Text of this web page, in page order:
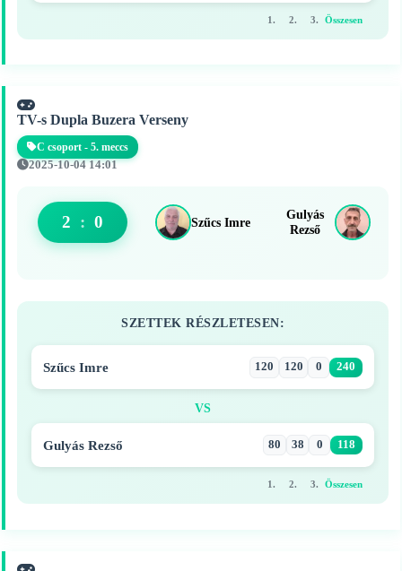
1. 2. 3. Összesen
TV-s Dupla Buzera Verseny
C csoport - 5. meccs
2025-10-04 14:01
Szűcs Imre
2 : 0
Gulyás
Rezső
SZETTEK RÉSZLETESEN:
Szűcs Imre 120 120 0 240
VS
Gulyás Rezső 80 38 0 118
1. 2. 3. Összesen